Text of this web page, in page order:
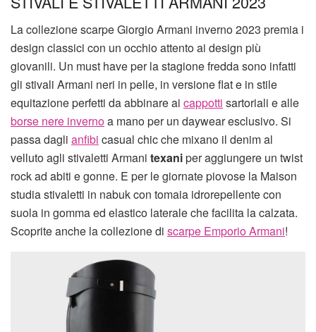
La collezione scarpe Giorgio Armani inverno 2023 premia i
design classici con un occhio attento ai design più
giovanili. Un must have per la stagione fredda sono infatti
gli stivali Armani neri in pelle, in versione flat e in stile
equitazione perfetti da abbinare ai cappotti sartoriali e alle
borse nere invernoa mano per un daywear esclusivo. Si
passa dagli anfibi casual chic che mixano il denim al
velluto agli stivaletti Armani texaniper aggiungere un twist
rock ad abiti e gonne. E per le giornate piovose la Maison
studia stivaletti in nabuk con tomaia idrorepellentecon
suola in gomma ed elastico laterale che facilita la calzata.
Scoprite anche la collezione di scarpe Emporio Armani!